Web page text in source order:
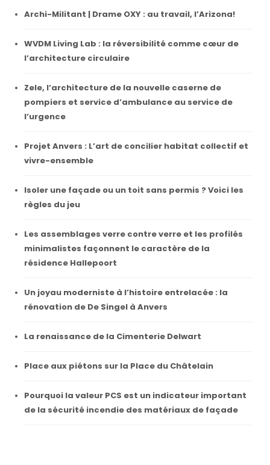
Archi-Militant | Drame OXY : au travail, l’Arizona!
WVDM Living Lab : la réversibilité comme cœur de
l’architecture circulaire
Zele, l’architecture de la nouvelle caserne de
pompiers et service d’ambulance au service de
l’urgence
Projet Anvers : L’art de concilier habitat collectif et
vivre-ensemble
Isoler une façade ou un toit sans permis ? Voici les
règles du jeu
Les assemblages verre contre verre et les profilés
minimalistes façonnent le caractère de la
résidence Hallepoort
Un joyau moderniste à l’histoire entrelacée : la
rénovation de De Singel à Anvers
La renaissance de la Cimenterie Delwart
Place aux piétons sur la Place du Châtelain
Pourquoi la valeur PCS est un indicateur important
de la sécurité incendie des matériaux de façade